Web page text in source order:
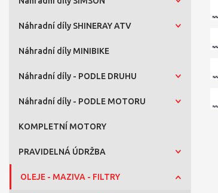
Náhradní díly SHINERAY ATV
Náhradní díly MINIBIKE
Náhradní díly - PODLE DRUHU
Náhradní díly - PODLE MOTORU
KOMPLETNÍ MOTORY
PRAVIDELNÁ ÚDRŽBA
OLEJE - MAZIVA - FILTRY